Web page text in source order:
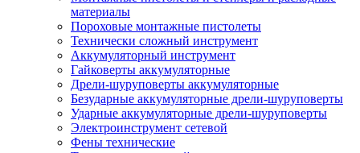
материалы
Пороховые монтажные пистолеты
Технически сложный инструмент
Аккумуляторный инструмент
Гайковерты аккумуляторные
Дрели-шуруповерты аккумуляторные
Безударные аккумуляторные дрели-шуруповерты
Ударные аккумуляторные дрели-шуруповерты
Электроинструмент сетевой
Фены технические